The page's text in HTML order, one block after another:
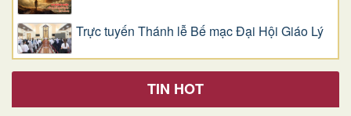
Trực tuyến Thánh lễ Bế mạc Đại Hội Giáo Lý
TIN HOT